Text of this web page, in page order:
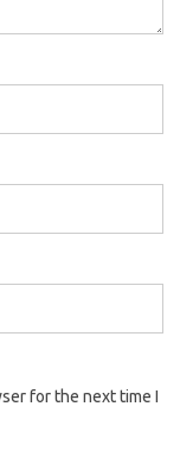
for the next time I